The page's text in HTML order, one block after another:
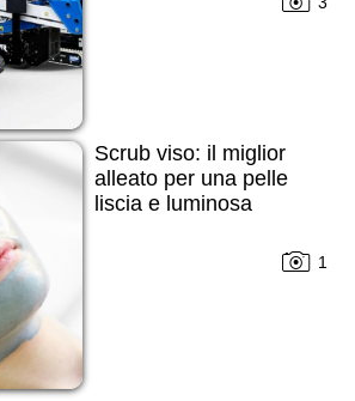
Scrub viso: il miglior
alleato per una pelle
liscia e luminosa
1